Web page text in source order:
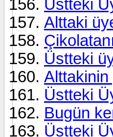
Üstteki
Alttaki
Üstteki
Alttakinin
Üstteki
Bugün
Üstteki